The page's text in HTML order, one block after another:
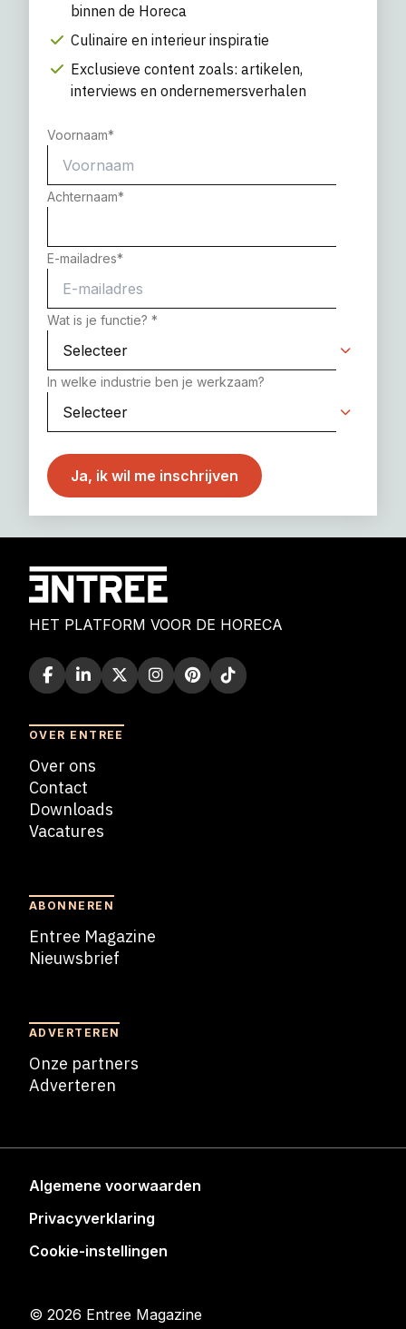
binnen de Horeca
Culinaire en interieur inspiratie
Exclusieve content zoals: artikelen,
interviews en ondernemersverhalen
Voornaam*
Achternaam*
E-mailadres*
Wat is je functie? *
In welke industrie ben je werkzaam?
HET PLATFORM VOOR DE HORECA
OVER ENTREE
Over ons
Contact
Downloads
Vacatures
ABONNEREN
Entree Magazine
Nieuwsbrief
ADVERTEREN
Onze partners
Adverteren
Algemene voorwaarden
Privacyverklaring
Cookie-instellingen
© 2026 Entree Magazine